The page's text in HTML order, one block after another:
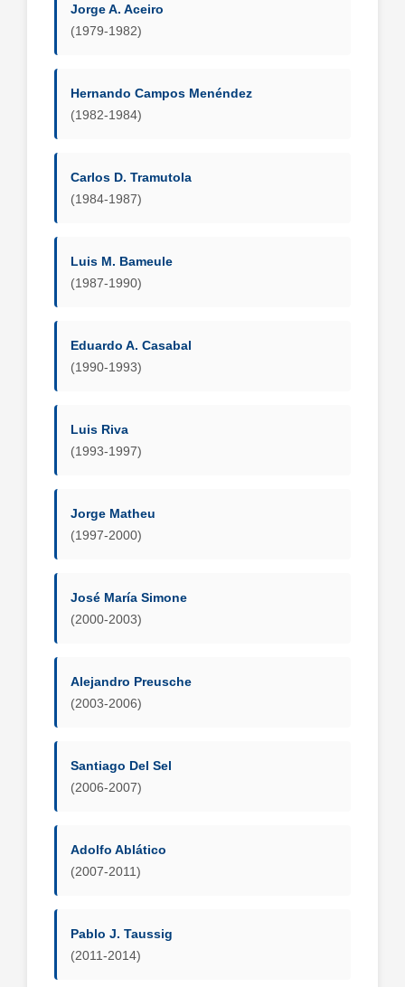
Jorge A. Aceiro
(1979-1982)
Hernando Campos Menéndez
(1982-1984)
Carlos D. Tramutola
(1984-1987)
Luis M. Bameule
(1987-1990)
Eduardo A. Casabal
(1990-1993)
Luis Riva
(1993-1997)
Jorge Matheu
(1997-2000)
José María Simone
(2000-2003)
Alejandro Preusche
(2003-2006)
Santiago Del Sel
(2006-2007)
Adolfo Ablático
(2007-2011)
Pablo J. Taussig
(2011-2014)